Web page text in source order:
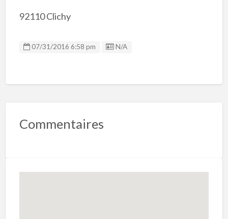
92110 Clichy
07/31/2016 6:58 pm Listing ID
N/A
Commentaires